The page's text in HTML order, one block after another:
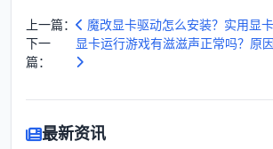
上一篇：
魔改显卡驱动怎么安装？实用显
下一
篇：
显卡运行游戏有滋滋声正常吗？原
最新资讯